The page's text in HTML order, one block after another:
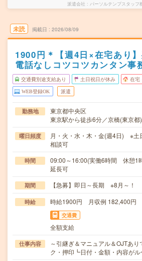
派遣会社 パーソルテンプスタッフ
未読 掲載日 2026/08/09
1900円＊【週4日×在宅あり
電話なしコツコツカンタン事
交通費別途支給あり 土日祝日が休み 在宅
WEB登録OK 派遣
勤務地
東京都中央区
東京駅から徒歩6分／京橋(東京
曜日頻度
月・火・水・木・金(週4日) ※土
相談可
時間
09:00～16:00(実働6時間 休憩1
延長可
期間 【急募】即日～長期 ※8月～！
時給 時給1900円 月収例 182,400円
交通費
全額支給
仕事内容
～引継ぎ＆マニュアル＆OJTあ
ク・押印┗日付・金額・内容が